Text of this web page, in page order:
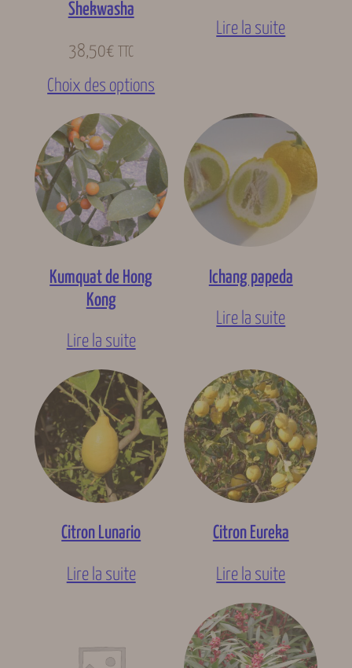
Shekwasha
38,50€ TTC
Choix des options
Lire la suite
Kumquat de Hong
Kong
Lire la suite
Ichang papeda
Lire la suite
Citron Lunario
Lire la suite
Citron Eureka
Lire la suite